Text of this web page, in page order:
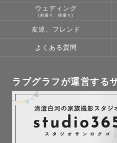
ウェディング
(前撮り、後撮り)
友達、フレンド
よくある質問
ラブグラフが運営する